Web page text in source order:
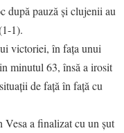
după pauză și clujenii au
1).
victoriei, în fața unui
minutul 63, însă a irosit
de față în față cu
a finalizat cu un șut